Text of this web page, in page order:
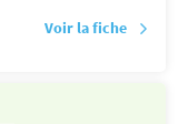
Voir la fiche